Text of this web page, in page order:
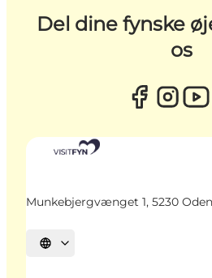
Del dine fynske
os
Munkebjergvænget 1, 5230
Vælg sprog